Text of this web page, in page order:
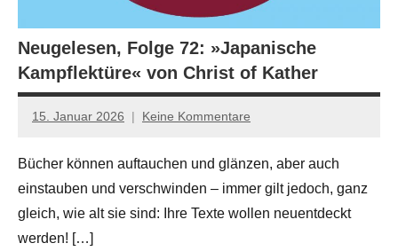
Neugelesen, Folge 72: »Japanische
Kampflektüre« von Christ of Kather
15. Januar 2026
Jan-
Hornauer
für
dasgedichtblog
Keine Kommentare
Bücher können auftauchen und glänzen, aber auch
einstauben und verschwinden – immer gilt jedoch, ganz
gleich, wie alt sie sind: Ihre Texte wollen neuentdeckt
werden! […]